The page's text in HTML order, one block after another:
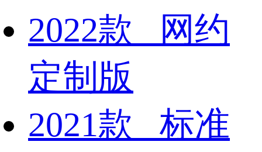
2022款 网约
定制版
2021款 标准